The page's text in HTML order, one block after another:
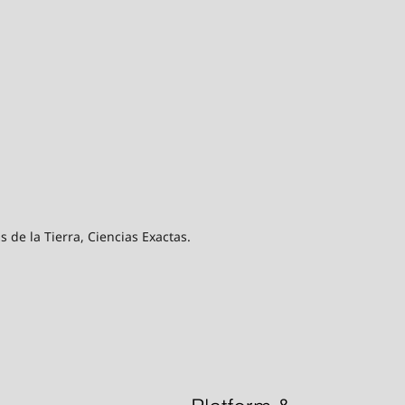
de la Tierra, Ciencias Exactas.